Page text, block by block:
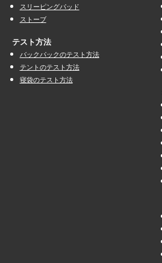
スリーピングパッド
ストーブ
テスト方法
バックパックのテスト方法
テントのテスト方法
寝袋のテスト方法